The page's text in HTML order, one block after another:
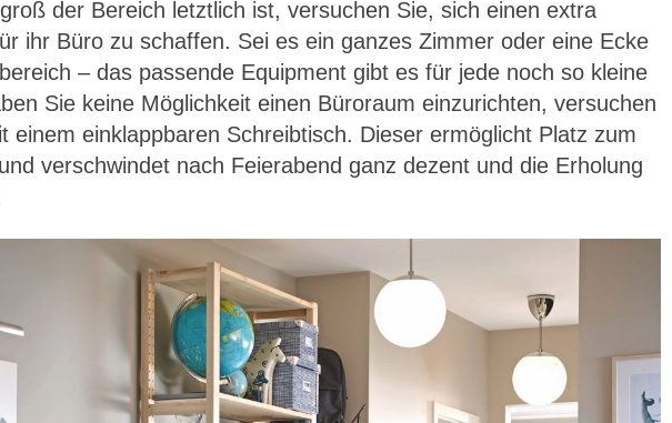
der Bereich letztlich ist, versuchen Sie, sich einen extra
ihr Büro zu schaffen. Sei es ein ganzes Zimmer oder eine Ecke
– das passende Equipment gibt es für jede noch so kleine
Sie keine Möglichkeit einen Büroraum einzurichten, versuchen
einem einklappbaren Schreibtisch. Dieser ermöglicht Platz zum
verschwindet nach Feierabend ganz dezent und die Erholung